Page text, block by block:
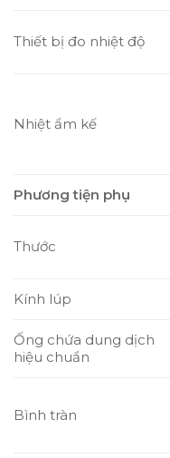
Thiết bị đo nhiệt độ
Nhiệt ẩm kế
Phương tiện phụ
Thước
Kính lúp
Ống chứa dung dịch
hiệu chuẩn
Bình tràn